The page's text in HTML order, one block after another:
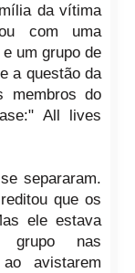
da vítima
com uma
um grupo de
a questão da
membros do
All lives
separaram.
que os
ele estava
grupo nas
avistarem